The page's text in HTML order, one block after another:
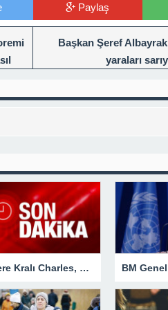
Paylaş
Başkan Şeref Albayrak
yaraları
İngiltere Kralı Charles, EBRD’nin Londra’daki yeni binasının açılışına katıldı